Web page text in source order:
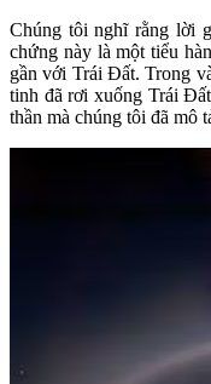
Chúng tôi nghĩ rằng lời
chứng này là một tiểu
gần với Trái Đất. Trong
tinh đã rơi xuống Trái
thần mà chúng tôi đã mô